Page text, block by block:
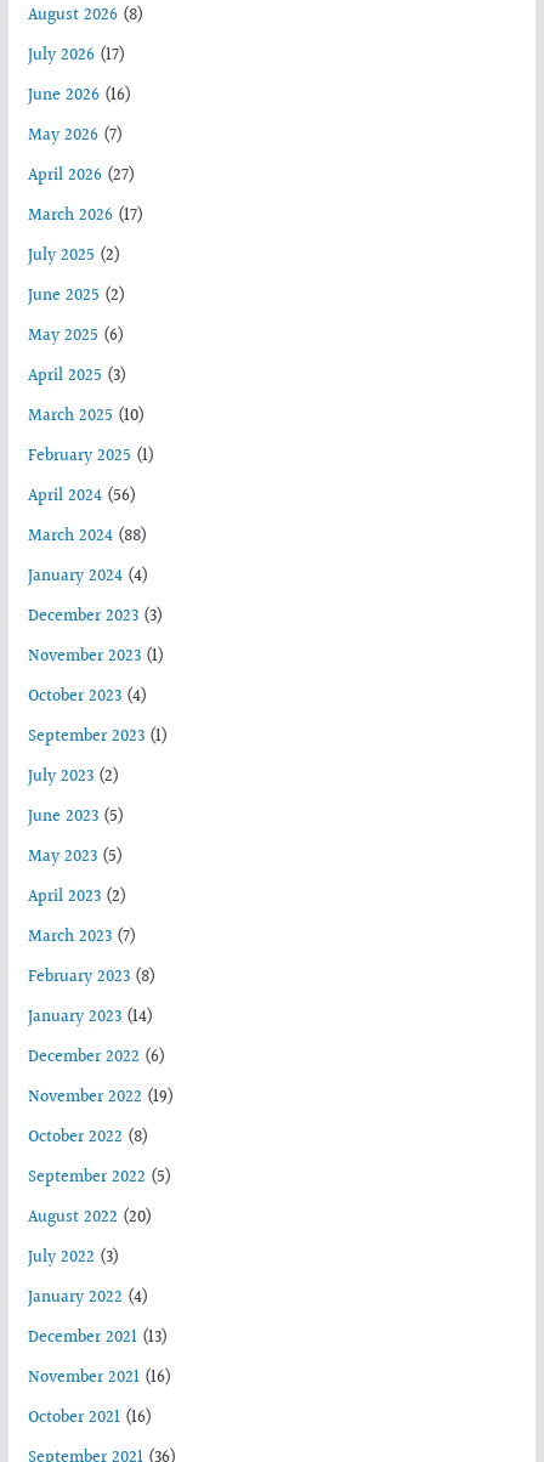
August 2026(8)
July 2026(17)
June 2026(16)
May 2026(7)
April 2026(27)
March 2026(17)
July 2025 (2)
June 2025 (2)
May 2025 (6)
April 2025 (3)
March 2025 (10)
February 2025 (1)
April 2024(56)
March 2024(88)
January 2024(4)
December 2023(3)
November 2023(1)
October 2023(4)
September 2023(1)
July 2023(2)
June 2023(5)
May 2023(5)
April 2023(2)
March 2023(7)
February 2023(8)
January 2023(14)
December 2022 (6)
November 2022 (19)
October 2022 (8)
September 2022 (5)
August 2022 (20)
July 2022 (3)
January 2022 (4)
December 2021(13)
November 2021(16)
October 2021(16)